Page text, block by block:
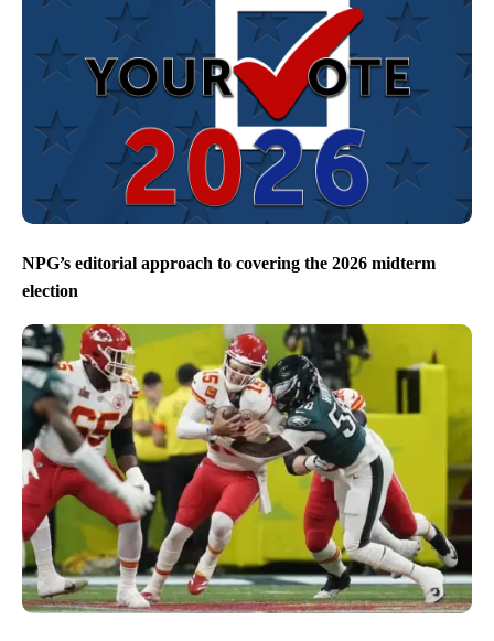
NPG’s editorial approach to covering the 2026 midterm
election